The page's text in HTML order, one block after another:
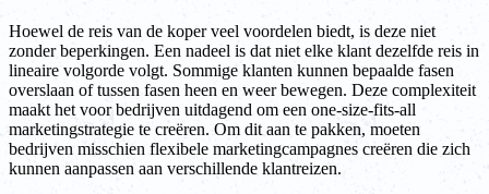
Hoewel de reis van de koper veel voordelen biedt, is deze niet
zonder beperkingen. Een nadeel is dat niet elke klant dezelfde reis in
lineaire volgorde volgt. Sommige klanten kunnen bepaalde fasen
overslaan of tussen fasen heen en weer bewegen. Deze complexiteit
maakt het voor bedrijven uitdagend om een one-size-fits-all
marketingstrategie te creëren. Om dit aan te pakken, moeten
bedrijven misschien flexibele marketingcampagnes creëren die zich
kunnen aanpassen aan verschillende klantreizen.